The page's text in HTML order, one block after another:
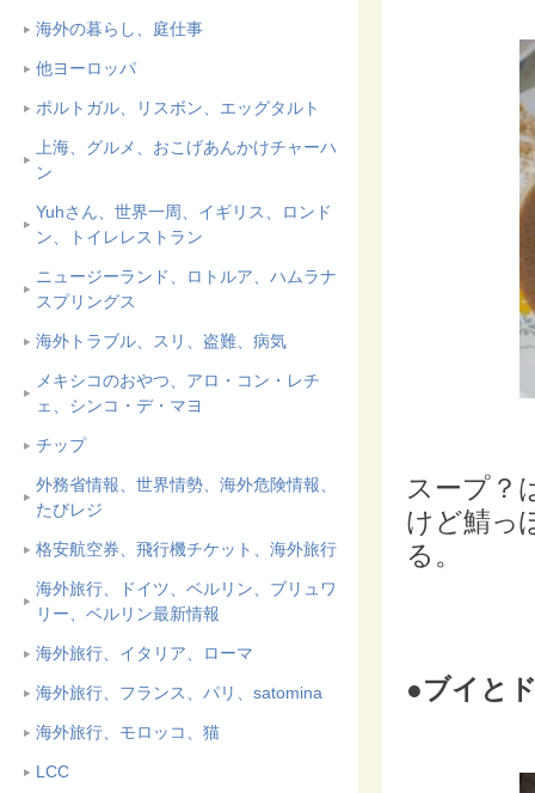
海外の暮らし、庭仕事
他ヨーロッパ
ポルトガル、リスボン、エッグタルト
上海、グルメ、おこげあんかけチャーハ
ン
Yuhさん、世界一周、イギリス、ロンド
ン、トイレレストラン
ニュージーランド、ロトルア、ハムラナ
スプリングス
海外トラブル、スリ、盗難、病気
メキシコのおやつ、アロ・コン・レチ
ェ、シンコ・デ・マヨ
チップ
外務省情報、世界情勢、海外危険情報、
たびレジ
格安航空券、飛行機チケット、海外旅行
海外旅行、ドイツ、ベルリン、ブリュワ
リー、ベルリン最新情報
海外旅行、イタリア、ローマ
海外旅行、フランス、パリ、satomina
海外旅行、モロッコ、猫
LCC
スープ？
けど鯖っ
る。
●ブイと